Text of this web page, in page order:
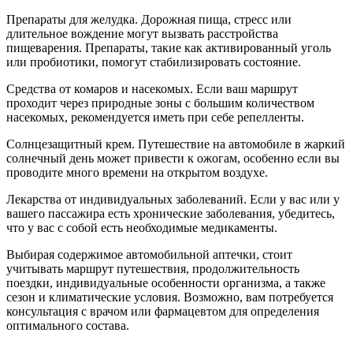
Препараты для желудка. Дорожная пища, стресс или
длительное вождение могут вызвать расстройства
пищеварения. Препараты, такие как активированный уголь
или пробиотики, помогут стабилизировать состояние.
Средства от комаров и насекомых. Если ваш маршрут
проходит через природные зоны с большим количеством
насекомых, рекомендуется иметь при себе репелленты.
Солнцезащитный крем. Путешествие на автомобиле в жаркий
солнечный день может привести к ожогам, особенно если вы
проводите много времени на открытом воздухе.
Лекарства от индивидуальных заболеваний. Если у вас или у
вашего пассажира есть хронические заболевания, убедитесь,
что у вас с собой есть необходимые медикаменты.
Выбирая содержимое автомобильной аптечки, стоит
учитывать маршрут путешествия, продолжительность
поездки, индивидуальные особенности организма, а также
сезон и климатические условия. Возможно, вам потребуется
консультация с врачом или фармацевтом для определения
оптимального состава.